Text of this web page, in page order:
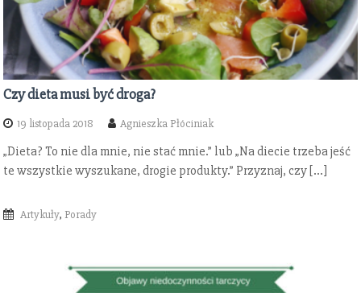
Czy dieta musi być droga?
19 listopada 2018 Agnieszka Płóciniak
„Dieta? To nie dla mnie, nie stać mnie.” lub „Na diecie trzeba jeść
te wszystkie wyszukane, drogie produkty.” Przyznaj, czy […]
Artykuły, Porady